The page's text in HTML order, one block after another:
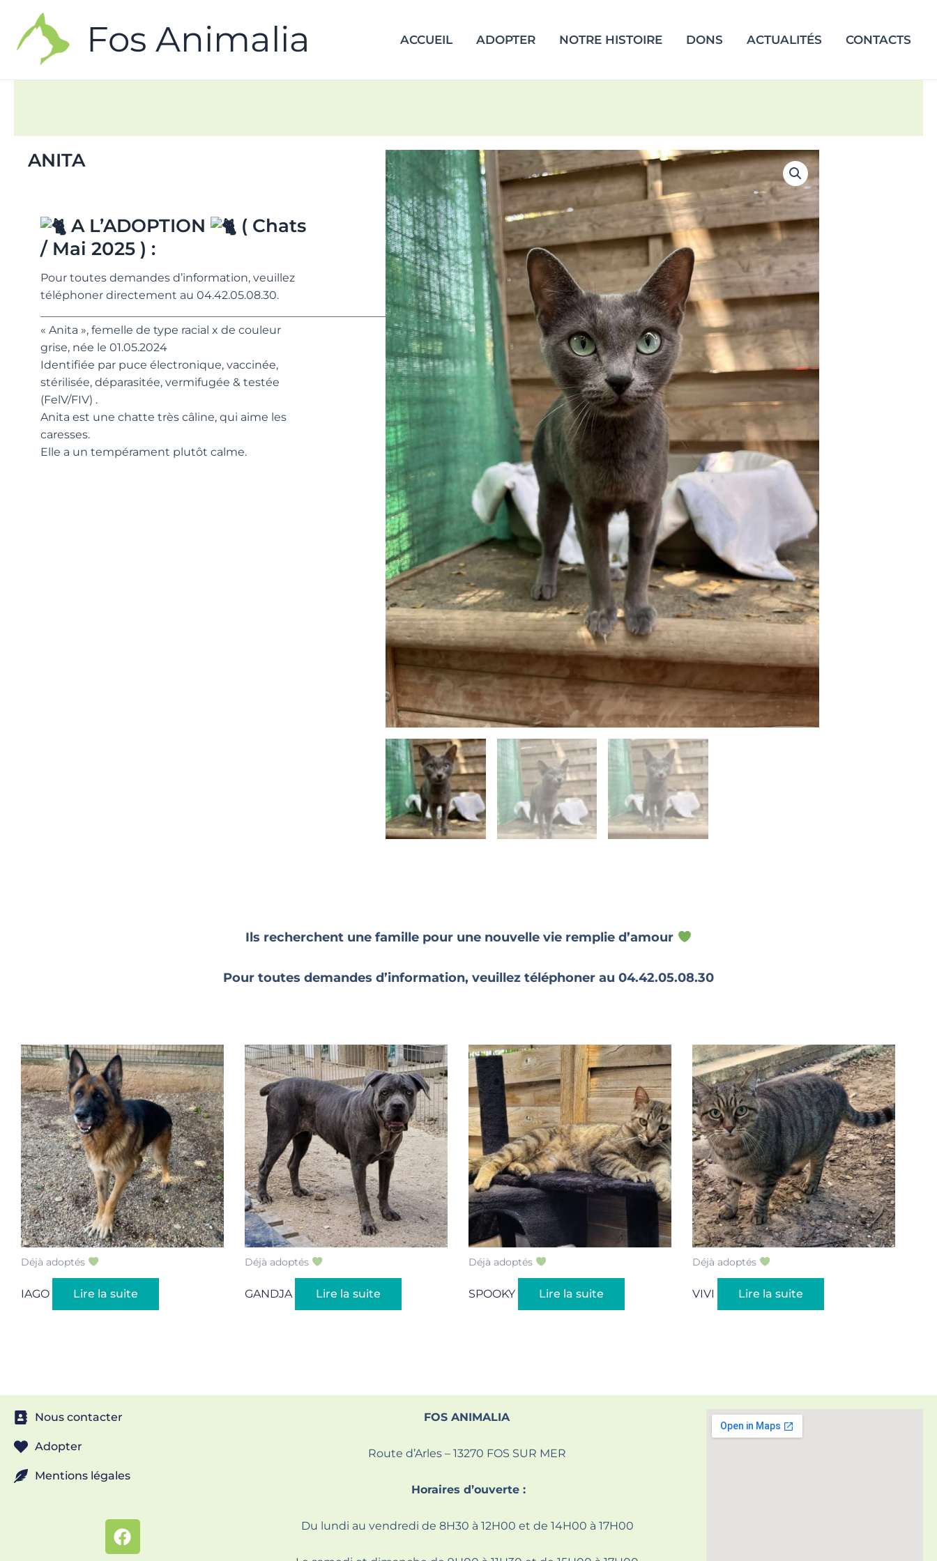
Fos Animalia ACCUEIL ADOPTER NOTRE HISTOIRE DONS ACTUALITÉS CONTACTS
ANITA
A L’ADOPTION
( Chats
/ Mai 2025 ) :
Pour toutes demandes d’information, veuillez
téléphoner directement au 04.42.05.08.30.
_______________________________________________________________________
« Anita », femelle de type racial x de couleur
grise, née le 01.05.2024
Identifiée par puce électronique, vaccinée,
stérilisée, déparasitée, vermifugée & testée
(FelV/FIV) .
Anita est une chatte très câline, qui aime les
caresses.
Elle a un tempérament plutôt calme.
Ils recherchent une famille pour une nouvelle vie remplie d’amour
Pour toutes demandes d’information, veuillez téléphoner au 04.42.05.08.30
Déjà adoptés
IAGO Lire la suite
Déjà adoptés
GANDJA Lire la suite
Déjà adoptés
SPOOKY Lire la suite
Déjà adoptés
VIVI Lire la suite
Nous contacter
Adopter
Mentions légales
FOS ANIMALIA
Route d’Arles – 13270 FOS SUR MER
Horaires d’ouverte :
Du lundi au vendredi de 8H30 à 12H00 et de 14H00 à 17H00